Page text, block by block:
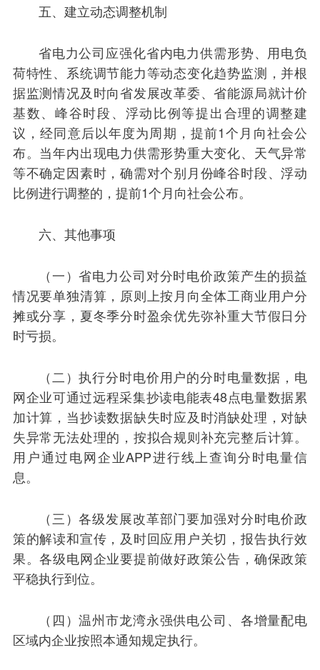
五、建立动态调整机制
省电力公司应强化省内电力供需形势、用电负
荷特性、系统调节能力等动态变化趋势监测，并根
据监测情况及时向省发展改革委、省能源局就计价
基数、峰谷时段、浮动比例等提出合理的调整建
议，经同意后以年度为周期，提前1个月向社会公
布。当年内出现电力供需形势重大变化、天气异常
等不确定因素时，确需对个别月份峰谷时段、浮动
比例进行调整的，提前1个月向社会公布。
六、其他事项
（一）省电力公司对分时电价政策产生的损益
情况要单独清算，原则上按月向全体工商业用户分
摊或分享，夏冬季分时盈余优先弥补重大节假日分
时亏损。
（二）执行分时电价用户的分时电量数据，电
网企业可通过远程采集抄读电能表48点电量数据累
加计算，当抄读数据缺失时应及时消缺处理，对缺
失异常无法处理的，按拟合规则补充完整后计算。
用户通过电网企业APP进行线上查询分时电量信
息。
（三）各级发展改革部门要加强对分时电价政
策的解读和宣传，及时回应用户关切，报告执行效
果。各级电网企业要提前做好政策公告，确保政策
平稳执行到位。
（四）温州市龙湾永强供电公司、各增量配电
区域内企业按照本通知规定执行。